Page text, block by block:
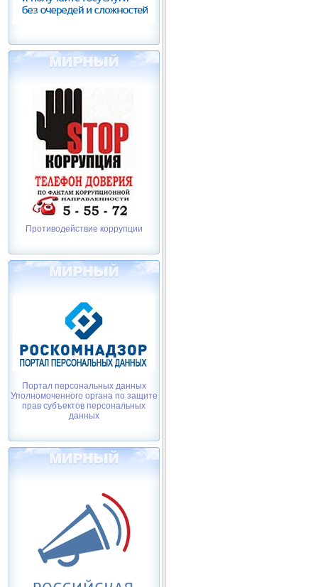
Противодействие коррупции
Портал персональных данных
Уполномоченного органа по защите
прав субъектов персональных
данных